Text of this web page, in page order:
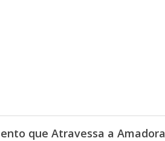
que Atravessa a Amadora